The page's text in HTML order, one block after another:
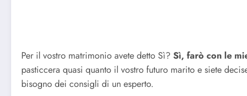
Per il vostro matrimonio avete detto Sì? Sì, farò con le
pasticcera quasi quanto il vostro futuro marito e siete
bisogno dei consigli di un esperto.